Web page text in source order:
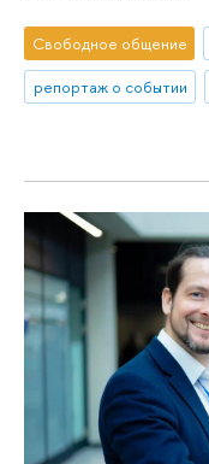
Свободное общение
репортаж о событии